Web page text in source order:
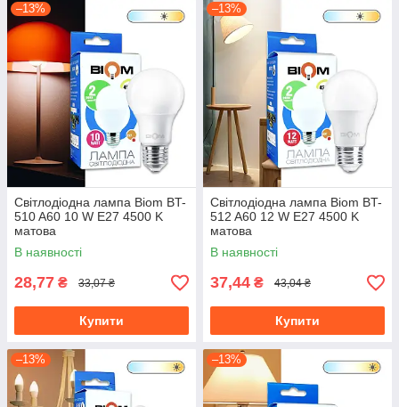
–13%
Світлодіодна лампа Biom BT-
510 A60 10 W E27 4500 K
матова
В наявності
28,77 ₴ 33,07 ₴
Купити
–13%
Світлодіодна лампа Biom BT-
512 A60 12 W E27 4500 K
матова
В наявності
37,44 ₴ 43,04 ₴
Купити
–13% –13%